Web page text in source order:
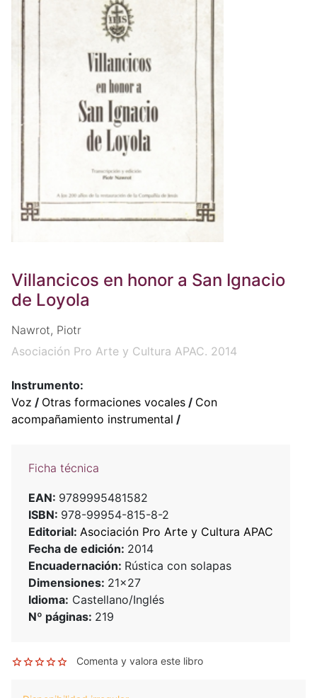
Villancicos en honor a San Ignacio
de Loyola
Nawrot, Piotr
Asociación Pro Arte y Cultura APAC. 2014
Instrumento:
Voz / Otras formaciones vocales / Con
acompañamiento instrumental /
Ficha técnica
EAN: 9789995481582
ISBN: 978-99954-815-8-2
Editorial: Asociación Pro Arte y Cultura APAC
Fecha de edición: 2014
Encuadernación: Rústica con solapas
Dimensiones: 21x27
Idioma: Castellano/Inglés
Nº páginas: 219
Comenta y valora este libro